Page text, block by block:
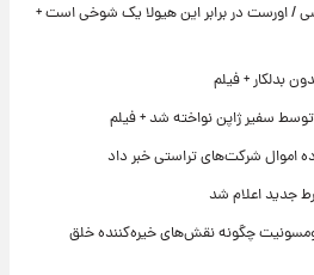
/ اورست در برابر این هیولا یک شوخی است +
بدلکار + فیلم
سفیر ژاپن نواخته شد + فیلم
اموال شرکت‌های تراستی خبر داد
جدید اعلام شد
چگونه نقش‌های خیره‌کننده خلق